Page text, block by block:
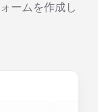
ームを作成し